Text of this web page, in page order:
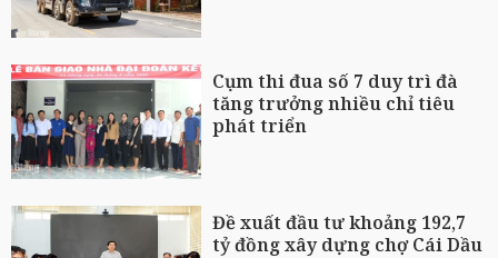
Cụm thi đua số 7 duy trì đà
tăng trưởng nhiều chỉ tiêu
phát triển
Đề xuất đầu tư khoảng 192,7
tỷ đồng xây dựng chợ Cái Dầu